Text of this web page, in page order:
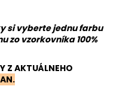
si vyberte jednu farbu
zo vzorkovníka 100%
Z AKTUÁLNEHO
.